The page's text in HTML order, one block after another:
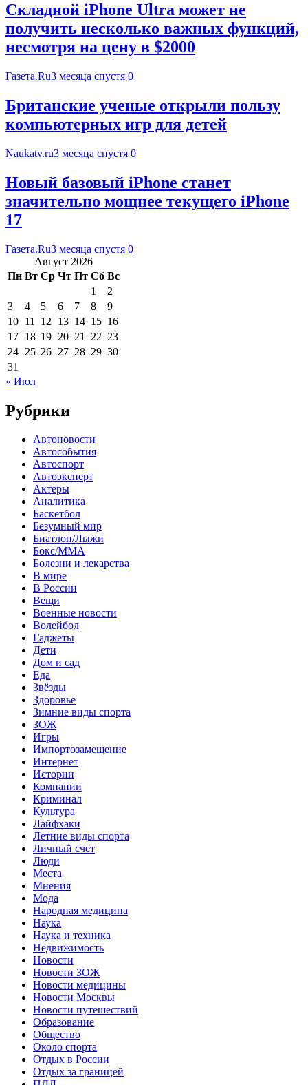
Складной iPhone Ultra может не
получить несколько важных функций,
несмотря на цену в $2000
Газета.Ru3 месяца спустя 0
Британские ученые открыли пользу
компьютерных игр для детей
Naukatv.ru3 месяца спустя 0
Новый базовый iPhone станет
значительно мощнее текущего iPhone
17
Газета.Ru3 месяца спустя 0
Август 2026
Пн Вт Ср Чт Пт Сб Вс
1
2
3
4 5 6 7 8
9
10 11 12 13 14 15 16
17 18 19 20 21 22 23
24 25 26 27 28 29 30
31
« Июл
Рубрики
Автоновости
Автособытия
Автоспорт
Автоэксперт
Актеры
Аналитика
Баскетбол
Безумный мир
Биатлон/Лыжи
Бокс/MMA
Болезни и лекарства
В мире
В России
Вещи
Военные новости
Волейбол
Гаджеты
Дети
Дом и сад
Еда
Звёзды
Здоровье
Зимние виды спорта
ЗОЖ
Игры
Импортозамещение
Интернет
Истории
Компании
Криминал
Культура
Лайфхаки
Летние виды спорта
Личный счет
Люди
Места
Мнения
Мода
Народная медицина
Наука
Наука и техника
Недвижимость
Новости
Новости ЗОЖ
Новости медицины
Новости Москвы
Новости путешествий
Образование
Общество
Около спорта
Отдых в России
Отдых за границей